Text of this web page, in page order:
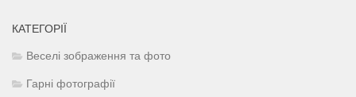
КАТЕГОРІЇ
Веселі зображення та фото
Гарні фотографії